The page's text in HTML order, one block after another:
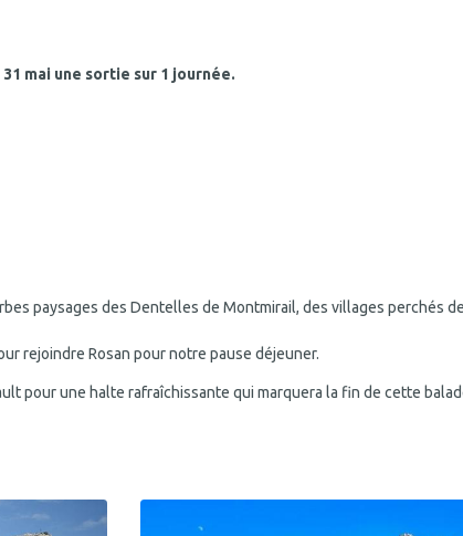
mai une sortie sur 1 journée.
paysages des Dentelles de Montmirail, des villages perchés
rejoindre Rosan pour notre pause déjeuner.
pour une halte rafraîchissante qui marquera la fin de cette